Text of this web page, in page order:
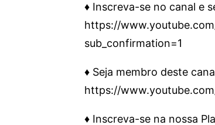
♦️ Inscreva-se no canal e
https://
sub_confirmation=1
♦️ Seja membro deste
https://
♦️ Inscreva-se na nossa